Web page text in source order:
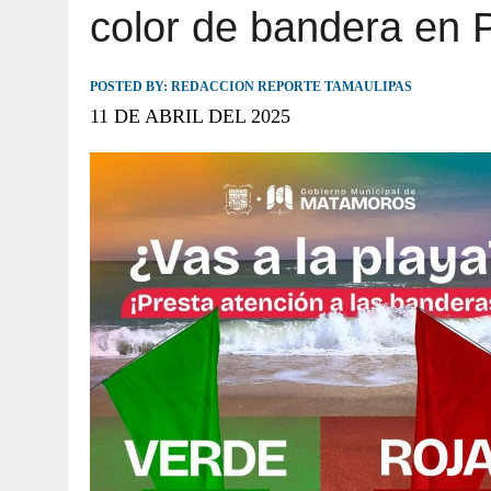
JULIO 30, 2026 TAMAULIPAS TE INVITA A DESCUBRIR EL
color de bandera en
POSTED BY: REDACCION REPORTE TAMAULIPAS
11 DE ABRIL DEL 2025